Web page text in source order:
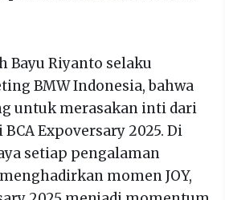
Bayu Riyanto selaku
BMW Indonesia, bahwa
untuk merasakan inti dari
BCA Expoversary 2025. Di
setiap pengalaman
momen JOY,